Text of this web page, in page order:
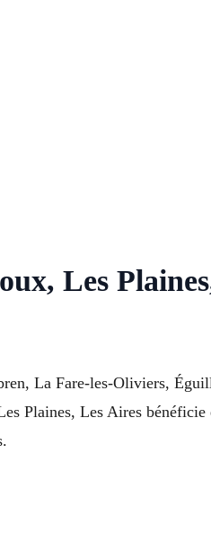
Les
La Fare-les-Oliviers,
Plaines, Les Aires bénéficie